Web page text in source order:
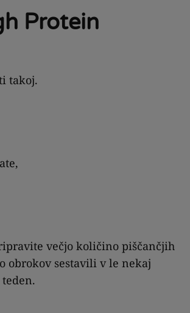
Protein
takoj.
večjo količino piščančjih
obrokov sestavili v le nekaj